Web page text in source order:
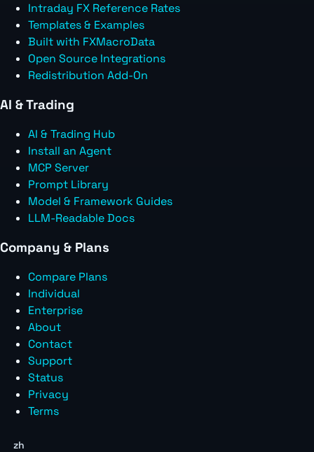
Intraday FX Reference Rates
Templates & Examples
Built with FXMacroData
Open Source Integrations
Redistribution Add-On
AI & Trading
AI & Trading Hub
Install an Agent
MCP Server
Prompt Library
Model & Framework Guides
LLM-Readable Docs
Company & Plans
Compare Plans
Individual
Enterprise
About
Contact
Support
Status
Privacy
Terms
zh